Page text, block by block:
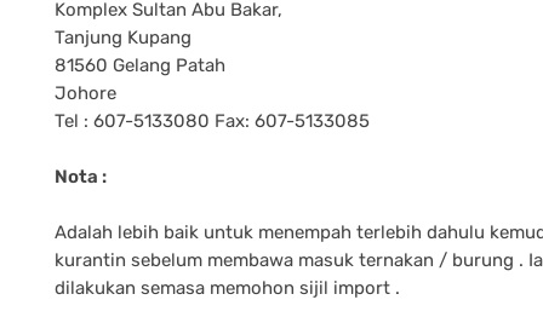
Komplex Sultan Abu Bakar,
Tanjung Kupang
81560 Gelang Patah
Johore
Tel : 607-5133080 Fax: 607-5133085
Nota :
Adalah lebih baik untuk menempah terlebih dahulu
kurantin sebelum membawa masuk ternakan / burung .
dilakukan semasa memohon sijil import .